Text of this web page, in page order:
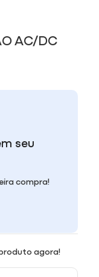
AC/DC
seu
compra!
agora!